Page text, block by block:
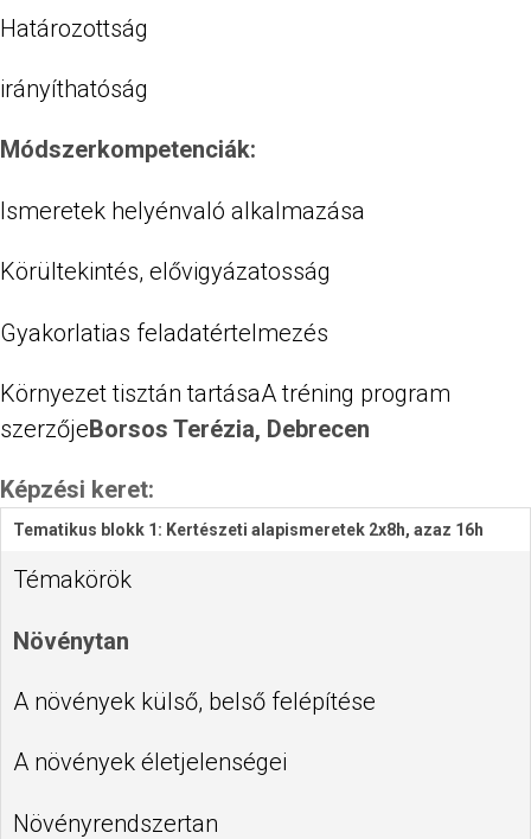
Határozottság
irányíthatóság
Módszerkompetenciák:
Ismeretek helyénvaló alkalmazása
Körültekintés, elővigyázatosság
Gyakorlatias feladatértelmezés
Környezet tisztán tartásaA tréning program
szerzőjeBorsos Terézia, Debrecen
Képzési keret:
Tematikus blokk 1: Kertészeti alapismeretek 2x8h, azaz 16h
Témakörök
Növénytan
A növények külső, belső felépítése
A növények életjelenségei
Növényrendszertan